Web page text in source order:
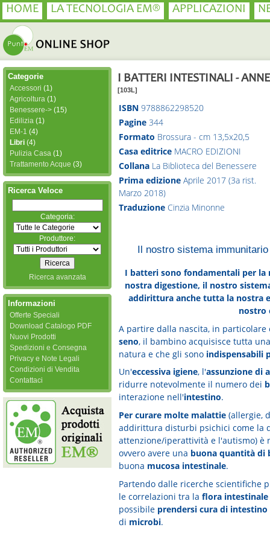
HOME LA TECNOLOGIA EM® APPLICAZIONI
I BATTERI INTESTINALI -
[103L]
ISBN 9788862298520
Pagine 344
Formato Brossura - cm 13,5x20,5
Casa editrice MACRO EDIZIONI
Collana La Biblioteca del Benessere
Prima edizione Aprile 2017 (3a rist.
Marzo 2018)
Traduzione Cinzia Minonne
Il nostro sistema
I batteri sono fondamentali per la
nostra digestione, il nostro
addirittura anche tutta la nostra
nostro
A partire dalla nascita, in
seno, il bambino acquisisce tutta
natura e che gli sono indispensabili
Un'eccessiva igiene, l'assunzione di
ridurre notevolmente il numero dei
interazione nell'intestino.
Per curare molte malattie (allergie,
addirittura disturbi psichici come la
attenzione/iperattività e l'autismo) è
ovvero avere una buona quantità di
buona mucosa intestinale.
Partendo dalle ricerche scientifiche
le correlazioni tra la flora intestinale
possibile prendersi cura di intestino
di microbi.
Categorie
Accessori (1)
Agricoltura (1)
Benessere-> (15)
Edilizia (1)
EM-1 (4)
Libri (4)
Pulizia Casa (1)
Trattamento Acque (3)
Ricerca Veloce
Categoria:
Produttore:
Ricerca avanzata
Informazioni
Offerte Speciali
Download Catalogo PDF
Nuovi Prodotti
Spedizioni e Consegna
Privacy e Note Legali
Condizioni di Vendita
Contattaci